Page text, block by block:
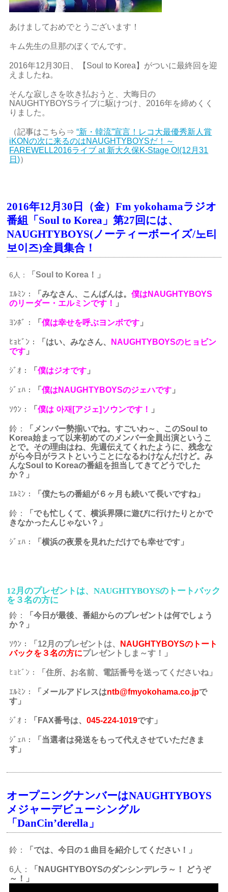
あけましておめでとうございます！
キム先生の旦那のぼくでんです。
2016年12月30日、【Soul to Korea】がついに最終回を迎
えましたね。
そんな寂しさを吹き払おうと、大晦日の
NAUGHTYBOYSライブに駆けつけ、2016年を締めくく
りました。
（記事はこちら⇒“新・韓流”宣言！レコ大最優秀新人賞
iKONの次に来るのはNAUGHTYBOYSだ！～
FAREWELL2016ライブ at 新大久保K-Stage O!(12月31
日)）
2016年12月30日（金）Fm yokohamaラジオ
番組「Soul to Korea」第27回には、
NAUGHTYBOYS(ノーティーボーイズ/노티
보이즈)全員集合！
6人： 「Soul to Korea！」
ｴﾙﾐﾝ： 「みなさん、こんばんは。僕はNAUGHTYBOYS
のリーダー・エルミンです！
」
ﾖﾝﾎﾞ： 「僕は幸せを呼ぶヨンボです 」
ﾋｮﾋﾞﾝ： 「はい、みなさん、
NAUGHTYBOYSのヒョビン
です 」
ｼﾞｵ： 「僕はジオです 」
ｼﾞｪﾊ： 「僕はNAUGHTYBOYSのジェハです 」
ｿｳﾝ： 「僕は 아재[アジェ]ソウンです！ 」
鈴：
「メンバー勢揃いでね。すごいわ～、このSoul to
Korea始まって以来初めてのメンバー全員出演というこ
とで。その理由はね、先週伝えてくれたように、残念な
がら今日がラストということになるわけなんだけど。み
んなSoul to Koreaの番組を担当してきてどうでした
か？ 」
ｴﾙﾐﾝ： 「僕たちの番組が６ヶ月も続いて長いですね」
鈴：
「でも忙しくて、横浜界隈に遊びに行けたりとかで
きなかったんじゃない？」
ｼﾞｪﾊ： 「横浜の夜景を見れただけでも幸せです」
12月のプレゼントは、NAUGHTYBOYSのトートバック
を３名の方に
鈴：
「今日が最後、番組からのプレゼントは何でしょう
か？ 」
ｿｳﾝ： 「12月のプレゼントは、
NAUGHTYBOYSのトート
バックを３名の方にプレゼントしま～す！」
ﾋｮﾋﾞﾝ： 「住所、お名前、電話番号を送ってくださいね」
ｴﾙﾐﾝ： 「メールアドレスはntb@fmyokohama.co.jpで
す」
ｼﾞｵ： 「FAX番号は、045-224-1019です 」
ｼﾞｪﾊ：
「当選者は発送をもって代えさせていただきま
す」
オープニングナンバーはNAUGHTYBOYS
メジャーデビューシングル
「DanCin’derella」
鈴： 「では、今日の１曲目を紹介してください！」
6人：
「NAUGHTYBOYSのダンシンデレラ～！ どうぞ
～！」